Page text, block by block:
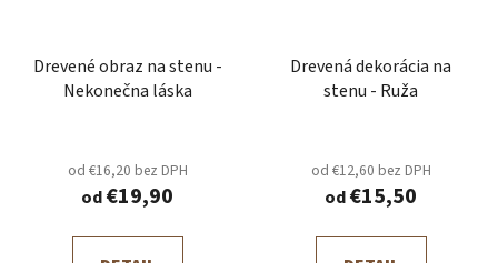
Drevené obraz na stenu -
Nekonečna láska
od €16,20 bez DPH
od€19,90
Drevená dekorácia na
stenu - Ruža
od €12,60 bez DPH
od€15,50